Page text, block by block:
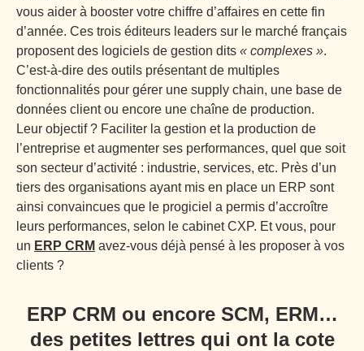
vous aider à booster votre chiffre d’affaires en cette fin
d’année. Ces trois éditeurs leaders sur le marché français
proposent des logiciels de gestion dits « complexes ».
C’est-à-dire des outils présentant de multiples
fonctionnalités pour gérer une supply chain, une base de
données client ou encore une chaîne de production.
Leur objectif ? Faciliter la gestion et la production de
l’entreprise et augmenter ses performances, quel que soit
son secteur d’activité : industrie, services, etc. Près d’un
tiers des organisations ayant mis en place un ERP sont
ainsi convaincues que le progiciel a permis d’accroître
leurs performances, selon le cabinet CXP. Et vous, pour
un ERP CRM avez-vous déjà pensé à les proposer à vos
clients ?
ERP CRM ou encore SCM, ERM…
des petites lettres qui ont la cote